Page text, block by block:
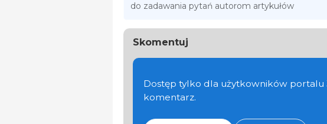
do zadawania pytań autorom artykułów
Skomentuj
Dostęp tylko dla użytkowników portalu
komentarz.